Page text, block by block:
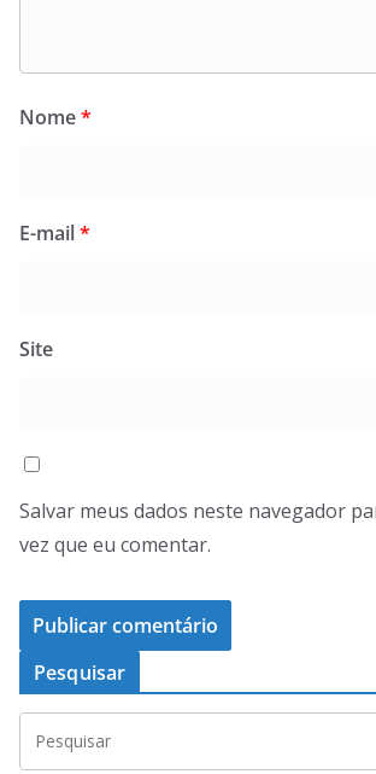
Nome*
E-mail*
Site
Salvar meus dados neste navegador
vez que eu comentar.
Pesquisar